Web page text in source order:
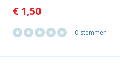
€ 1,50
0 stemmen